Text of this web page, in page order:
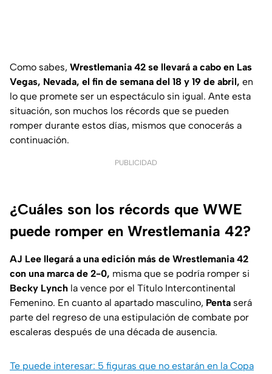
Como sabes, Wrestlemania 42 se llevará a cabo en Las
Vegas, Nevada, el fin de semana del 18 y 19 de abril, en
lo que promete ser un espectáculo sin igual. Ante esta
situación, son muchos los récords que se pueden
romper durante estos días, mismos que conocerás a
continuación.
PUBLICIDAD
¿Cuáles son los récords que WWE
puede romper en Wrestlemania 42?
AJ Lee llegará a una edición más de Wrestlemania 42
con una marca de 2-0, misma que se podría romper si
Becky Lynch la vence por el Título Intercontinental
Femenino. En cuanto al apartado masculino, Penta será
parte del regreso de una estipulación de combate por
escaleras después de una década de ausencia.
Te puede interesar: 5 figuras que no estarán en la Copa